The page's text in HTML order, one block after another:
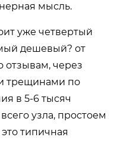
мысль.
уже четвертый
дешевый? от
отзывам, через
трещинами по
в 5-6 тысяч
узла, простоем
типичная